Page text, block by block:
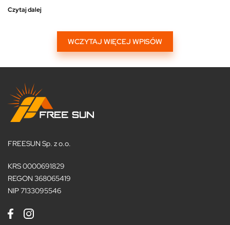
Czytaj dalej
WCZYTAJ WIĘCEJ WPISÓW
FREESUN Sp. z o.o.
KRS 0000691829
REGON 368065419
NIP 7133095546